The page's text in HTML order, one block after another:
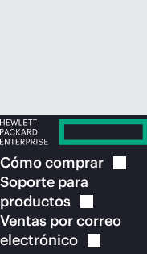
Cómocomprar
Soporte para
productos
Ventas por correo
electrónico